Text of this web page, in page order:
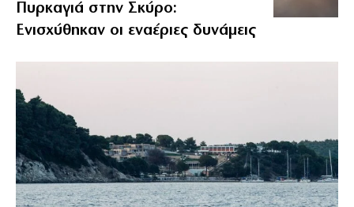
Πυρκαγιά στην Σκύρο:
Ενισχύθηκαν οι εναέριες δυνάμεις